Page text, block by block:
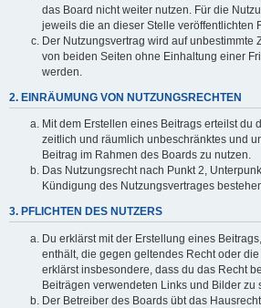
das Board nicht weiter nutzen. Für die
jeweils die an dieser Stelle veröffentlichten
Der Nutzungsvertrag wird auf unbestimmte
von beiden Seiten ohne Einhaltung einer
werden.
2. EINRÄUMUNG VON NUTZUNGSRECHTEN
Mit dem Erstellen eines Beitrags erteilst du
zeitlich und räumlich unbeschränktes und
Beitrag im Rahmen des Boards zu nutzen.
Das Nutzungsrecht nach Punkt 2,
Kündigung des Nutzungsvertrages
3. PFLICHTEN DES NUTZERS
Du erklärst mit der Erstellung eines
enthält, die gegen geltendes Recht oder
erklärst insbesondere, dass du das Recht
Beiträgen verwendeten Links und Bilder zu
Der Betreiber des Boards übt das